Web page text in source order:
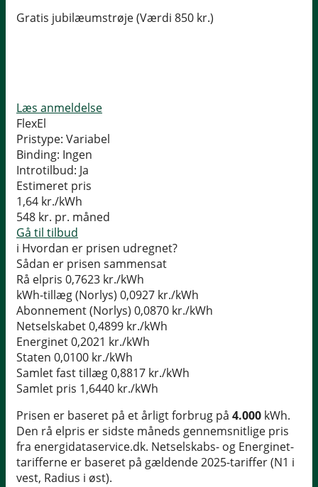
Gratis jubilæumstrøje (Værdi 850 kr.)
Læs anmeldelse
FlexEl
Pristype: Variabel
Binding: Ingen
Introtilbud: Ja
Estimeret pris
1,64 kr./kWh
548 kr. pr. måned
Gå til tilbud
i Hvordan er prisen udregnet?
Sådan er prisen sammensat
Rå elpris 0,7623 kr./kWh
kWh-tillæg (Norlys) 0,0927 kr./kWh
Abonnement (Norlys) 0,0870 kr./kWh
Netselskabet0,4899 kr./kWh
Energinet0,2021 kr./kWh
Staten 0,0100 kr./kWh
Samlet fast tillæg0,8817 kr./kWh
Samlet pris 1,6440 kr./kWh
Prisen er baseret på et årligt forbrug på 4.000 kWh.
Den rå elpris er sidste måneds gennemsnitlige pris
fra energidataservice.dk. Netselskabs- og Energinet-
tarifferne er baseret på gældende 2025-tariffer (N1 i
vest, Radius i øst).